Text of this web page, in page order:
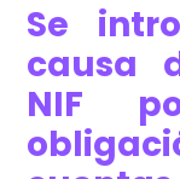
Se
causa
NIF